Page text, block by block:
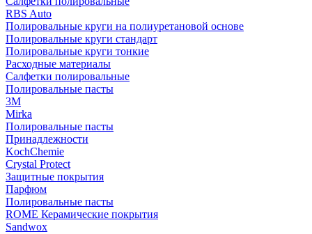
RBS Auto
Полировальные круги на полиуретановой основе
Полировальные круги стандарт
Полировальные круги тонкие
Расходные материалы
Салфетки полировальные
Полировальные пасты
3М
Mirka
Полировальные пасты
Принадлежности
KochChemie
Crystal Protect
Защитные покрытия
Парфюм
Полировальные пасты
ROME Керамические покрытия
Sandwox